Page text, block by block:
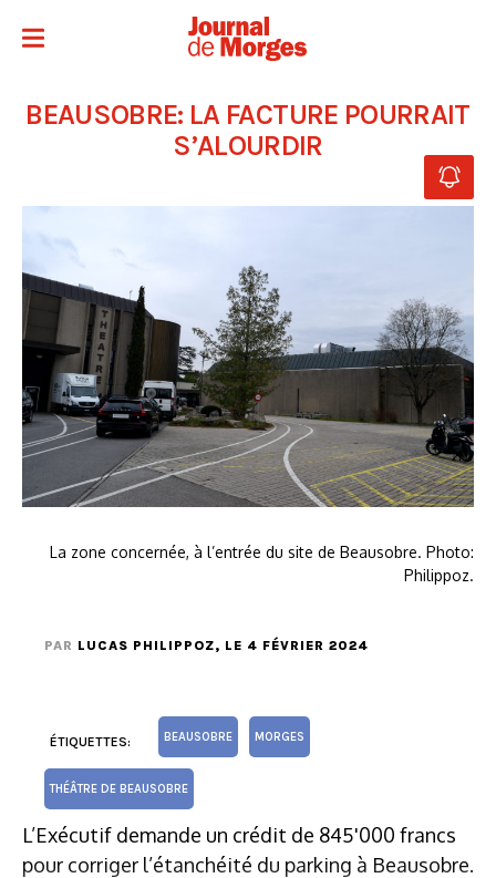
BEAUSOBRE: LA FACTURE POURRAIT
S’ALOURDIR
La zone concernée, à l’entrée du site de Beausobre. Photo:
Philippoz.
PAR LUCAS PHILIPPOZ, LE 4 FÉVRIER 2024
ÉTIQUETTES: BEAUSOBRE MORGES
THÉÂTRE DE BEAUSOBRE
L’Exécutif demande un crédit de 845'000 francs
pour corriger l’étanchéité du parking à Beausobre.